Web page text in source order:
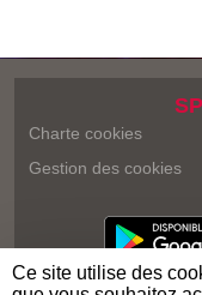
Charte cookies
Gestion des cookies
Ce site utilise des